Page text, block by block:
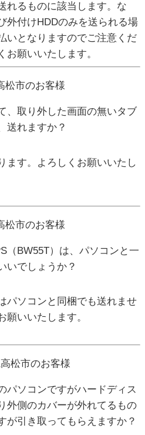
れるものに該当します。な
外付けHDDのみを送られる場
いとなりますのでご注意くだ
お願いいたします。
松市のお客様
、取り外した画面の無いタブ
送れますか？
ます。よろしくお願いいたし
松市のお客様
（BW55T）は、パソコンと一
いでしょうか？
パソコンと同梱でも送れませ
願いいたします。
松市のお客様
パソコンですがハードディス
外側のカバーが外れてるもの
が引き取ってもらえますか？